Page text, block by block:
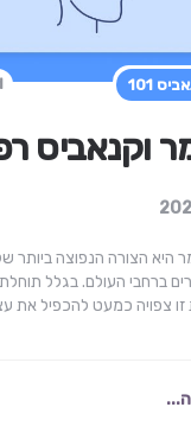
101
וקנאביס
היא הצורה הנפוצה ביותר
מקרים ברחבי העולם. בגלל
זו צפויה כמעט להכפיל את